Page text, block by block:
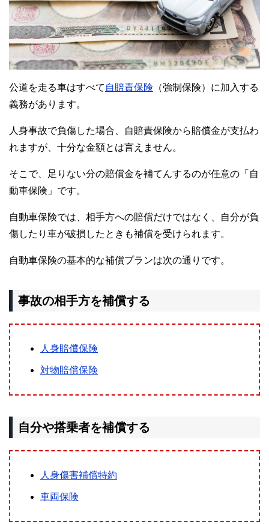
公道を走る車はすべて 自賠責保険 （強制保険）に加入する
義務があります。
人身事故で負傷した場合、自賠責保険から賠償金が支払わ
れますが、十分な金額とは言えません。
そこで、足りない分の賠償金を補てんするのが任意の「自
動車保険」です。
自動車保険では、相手方への賠償だけではなく、自分が負
傷したり車が破損したときも補償を受けられます。
自動車保険の基本的な補償プランは次の通りです。
事故の相手方を補償する
人身賠償保険
対物賠償保険
自分や搭乗者を補償する
人身傷害補償特約
車両保険